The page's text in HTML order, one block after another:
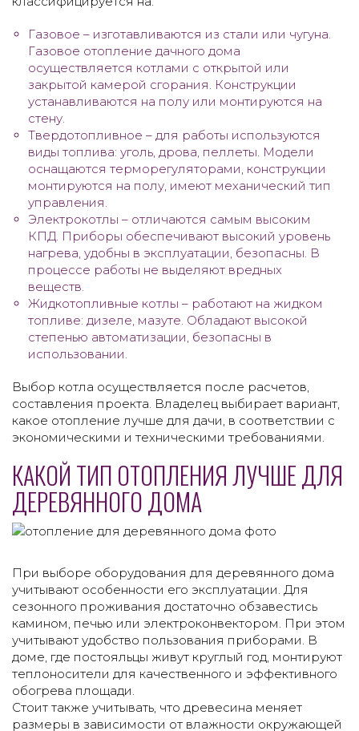
Газовое – изготавливаются из стали или чугуна.
Газовое отопление дачного дома
осуществляется котлами с открытой или
закрытой камерой сгорания. Конструкции
устанавливаются на полу или монтируются на
стену.
Твердотопливное – для работы используются
виды топлива: уголь, дрова, пеллеты. Модели
оснащаются терморегуляторами, конструкции
монтируются на полу, имеют механический тип
управления.
Электрокотлы – отличаются самым высоким
КПД. Приборы обеспечивают высокий уровень
нагрева, удобны в эксплуатации, безопасны. В
процессе работы не выделяют вредных
веществ.
Жидкотопливные котлы – работают на жидком
топливе: дизеле, мазуте. Обладают высокой
степенью автоматизации, безопасны в
использовании.
Выбор котла осуществляется после расчетов,
составления проекта. Владелец выбирает вариант,
какое отопление лучше для дачи, в соответствии с
экономическими и техническими требованиями.
КАКОЙ ТИП ОТОПЛЕНИЯ ЛУЧШЕ ДЛЯ
ДЕРЕВЯННОГО ДОМА
При выборе оборудования для деревянного дома
учитывают особенности его эксплуатации. Для
сезонного проживания достаточно обзавестись
камином, печью или электроконвектором. При этом
учитывают удобство пользования приборами. В
доме, где постояльцы живут круглый год, монтируют
теплоносители для качественного и эффективного
обогрева площади.
Стоит также учитывать, что древесина меняет
размеры в зависимости от влажности окружающей